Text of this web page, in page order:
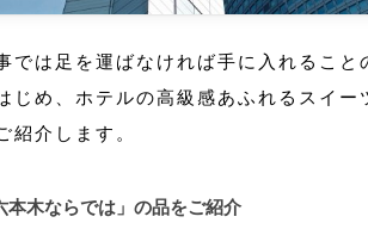
では足を運ばなければ手に入れるこ
じめ、ホテルの高級感あふれるスイー
紹介します。
本木ならでは」の品をご紹介